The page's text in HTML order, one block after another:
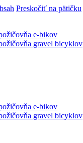
Preskočiť na pätičku
e-bikov
gravel bicyklov
e-bikov
gravel bicyklov